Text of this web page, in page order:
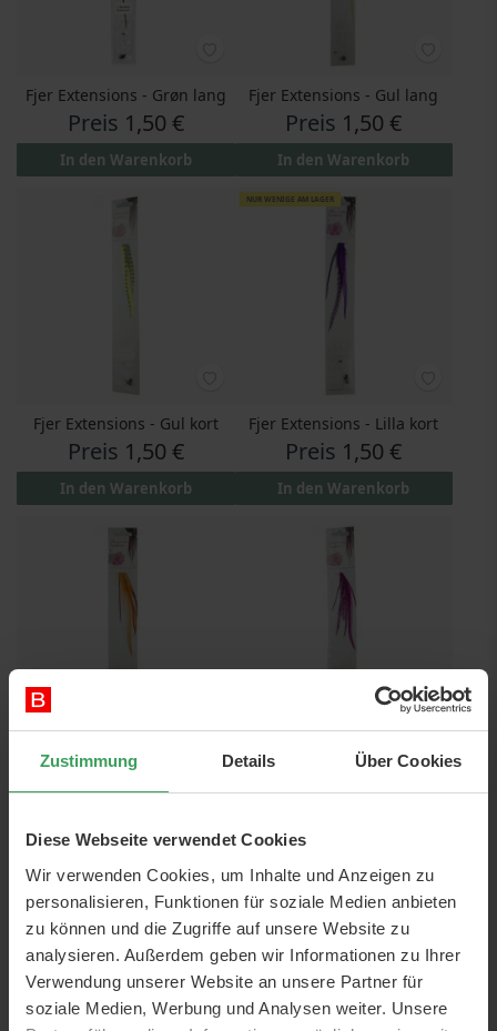
Zustimmung Details Über Cookies
Diese Webseite verwendet Cookies
Wir verwenden Cookies, um Inhalte und Anzeigen zu
personalisieren, Funktionen für soziale Medien anbieten
zu können und die Zugriffe auf unsere Website zu
analysieren. Außerdem geben wir Informationen zu Ihrer
Verwendung unserer Website an unsere Partner für
soziale Medien, Werbung und Analysen weiter. Unsere
Fjer Extensions - Grøn lang
Preis 1,50 €
In den Warenkorb
Fjer Extensions - Gul lang
Preis 1,50 €
In den Warenkorb
Fjer Extensions - Gul kort
Preis 1,50 €
In den Warenkorb
NUR WENIGE AM LAGER
Fjer Extensions - Lilla kort
Preis 1,50 €
In den Warenkorb
Fjer Extensions - Orange kort
1,50 €
Fjer Extensions - Pink kort